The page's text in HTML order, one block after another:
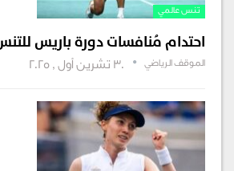
تنس عالمي
احتدام مُنافسات دورة باريس للتنس
الموقف الرياضي 30 تشرين أول , 2025